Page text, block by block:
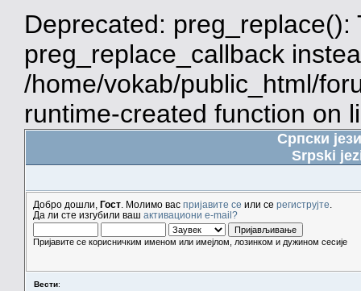
Deprecated:
preg_replace_callback
/home/vokab/public_html/
runtime-created function on
Српски
Srpski
Добро дошли, Гост . Молимо вас пријавите се или се региструјте
Да ли сте изгубили ваш активациони e-mail?
Пријавите се корисничким именом или имејлом, лозинком и дужином сесије
Вести: